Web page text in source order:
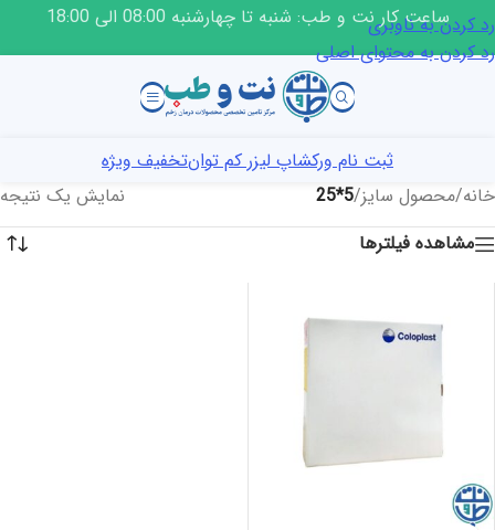
رد کردن به ناوبری
رد کردن به محتوای اصلی
ساعت کار نت و طب: شنبه تا چهارشنبه 08:00 الی 18:00
ثبت نام ورکشاپ لیزر کم توانتخفیف ویژه
خانه/محصول سایز/
5*25
نمایش یک نتیجه
مشاهده فیلترها